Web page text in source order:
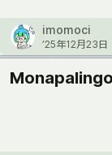
imomoci
’25年12月23日